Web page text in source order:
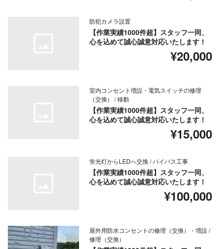
防犯カメラ設置
【作業実績1000件超】スタッフ一同、
心を込めて誠心誠意対応いたします！
¥20,000
室内コンセント増設・電気スイッチの修理
（交換） / 移動
【作業実績1000件超】スタッフ一同、
心を込めて誠心誠意対応いたします！
¥15,000
蛍光灯からLEDへ交換 / バイパス工事
【作業実績1000件超】スタッフ一同、
心を込めて誠心誠意対応いたします！
¥100,000
屋外用防水コンセントの修理（交換）・増設 /
修理（交換）